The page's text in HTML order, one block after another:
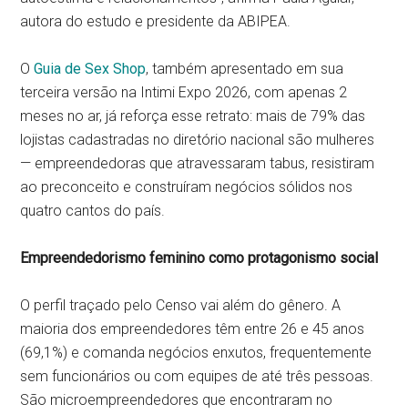
autora do estudo e presidente da ABIPEA.
OGuia de Sex Shop, também apresentado em sua
terceira versão na Intimi Expo 2026, com apenas 2
meses no ar, já reforça esse retrato: mais de 79% das
lojistas cadastradas no diretório nacional são mulheres
— empreendedoras que atravessaram tabus, resistiram
ao preconceito e construíram negócios sólidos nos
quatro cantos do país.
Empreendedorismo feminino como protagonismo social
O perfil traçado pelo Censo vai além do gênero. A
maioria dos empreendedores têm entre 26 e 45 anos
(69,1%) e comanda negócios enxutos, frequentemente
sem funcionários ou com equipes de até três pessoas.
São microempreendedores que encontraram no